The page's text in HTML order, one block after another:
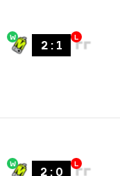
W
2: 1
L
W
2: 0
L